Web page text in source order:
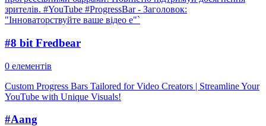
зрителів. #YouTube #ProgressBar - Заголовок:
"Інноваторствуйте ваше відео e"`
#8 bit Fredbear
0 елементів
Custom Progress Bars Tailored for Video Creators | Streamline Your
YouTube with Unique Visuals!
#Aang